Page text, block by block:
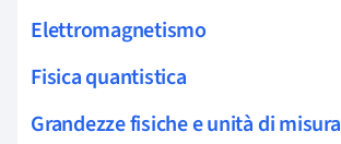
Elettromagnetismo
Fisica quantistica
Grandezze fisiche e unità di misura